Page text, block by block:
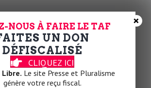
NOUS À FAIRE LE TAF
UN DON
DÉFISCALISÉ
CLIQUEZ ICI
Le site Presse et Pluralisme
génère votre reçu fiscal.
×